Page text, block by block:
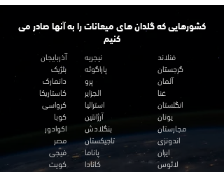
کشورهایی که گلدان های میعانات را به آنها صادر می
کنیم
آذربایجان
بلژیک
دانمارک
کاستاریکا
کرواسی
کوبا
اکوادور
مصر
فیجی
کویت
نیجریه
پاراگوئه
پرو
الجزایر
استرالیا
آرژانتین
بنگلادش
تاجیکستان
پاناما
گرجستان
آلمان
غنا
انگلستان
یونان
مجارستان
اندونزی
ایران
لائوس